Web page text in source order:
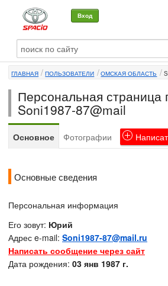
Вход
О машине
Автоклуб
Форумы
Сервисы и услуги
ГЛАВНАЯ ПОЛЬЗОВАТЕЛИ ОМСКАЯ ОБЛАСТЬ
Персональная страница
Soni1987-87@mail
Основное Фотографии
Основные сведения
Персональная информация
Его зовут: Юрий
Адрес e-mail: Soni1987-87@mail.ru
Написать сообщение через сайт
Дата рождения: 03 янв 1987 г.